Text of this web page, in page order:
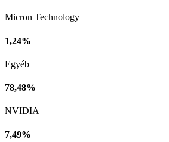
Micron Technology
1,24%
Egyéb
78,48%
NVIDIA
7,49%